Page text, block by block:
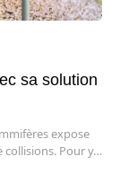
sa solution
expose
collisions. Pour y…